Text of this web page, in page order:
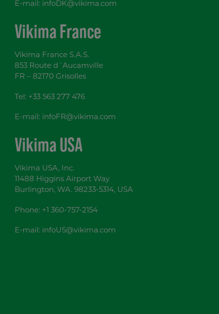
E-mail: infoDK@vikima.com
Vikima France
Vikima France S.A.S.
853 Route d´Aucamville
FR – 82170 Grisolles
Tel: +33 563 277 476
E-mail: infoFR@vikima.com
Vikima USA
Vikima USA, Inc.
11488 Higgins Airport Way
Burlington, WA. 98233-5314, USA
Phone: +1 360-757-2154
E-mail: infoUS@vikima.com